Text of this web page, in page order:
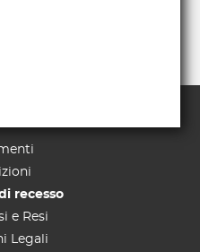
recesso
e Resi
Legali